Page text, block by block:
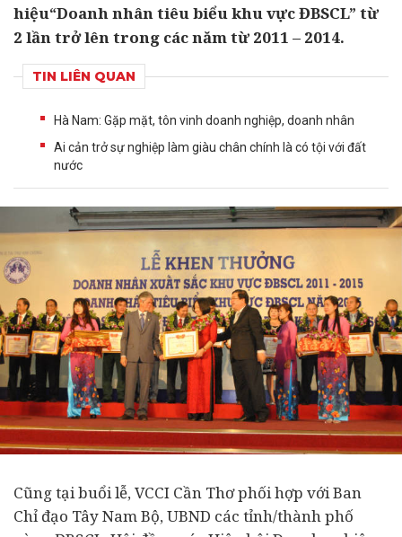
hiệu“Doanh nhân tiêu biểu khu vực ĐBSCL” từ
2 lần trở lên trong các năm từ 2011 – 2014.
TIN LIÊN QUAN
Hà Nam: Gặp mặt, tôn vinh doanh nghiệp, doanh nhân
Ai cản trở sự nghiệp làm giàu chân chính là có tội với đất
nước
Cũng tại buổi lễ, VCCI Cần Thơ phối hợp với Ban
Chỉ đạo Tây Nam Bộ, UBND các tỉnh/thành phố